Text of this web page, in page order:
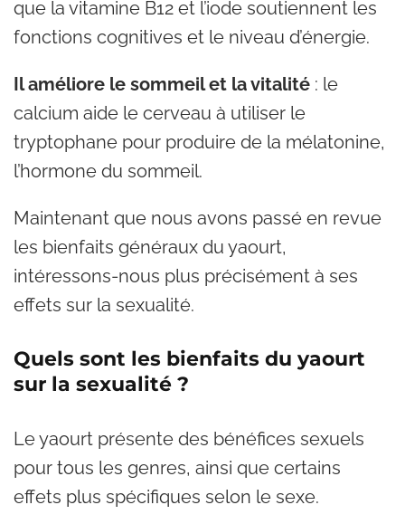
que la vitamine B12 et l’iode soutiennent les
fonctions cognitives et le niveau d’énergie.
Il améliore le sommeil et la vitalité : le
calcium aide le cerveau à utiliser le
tryptophane pour produire de la mélatonine,
l’hormone du sommeil.
Maintenant que nous avons passé en revue
les bienfaits généraux du yaourt,
intéressons-nous plus précisément à ses
effets sur la sexualité.
Quels sont les bienfaits du yaourt
sur la sexualité ?
Le yaourt présente des bénéfices sexuels
pour tous les genres, ainsi que certains
effets plus spécifiques selon le sexe.